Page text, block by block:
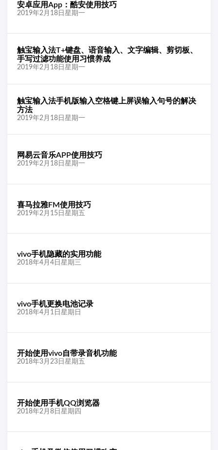
安卓应用App：酷安使用技巧
2019年2月18日星期一
触宝输入法T+键盘、语音输入、文字编辑、剪切板、
手写过滤功能使用习惯养成
2019年2月18日星期一
触宝输入法手机版输入空格键上屏误输入句号的解决
方法
2019年2月18日星期一
网易云音乐APP使用技巧
2019年2月18日星期一
喜马拉雅FM使用技巧
2019年2月15日星期五
vivo手机隐藏的实用功能
2018年4月4日星期三
vivo手机更换电池记录
2018年4月1日星期日
开始使用vivo自带录音机功能
2018年3月23日星期五
开始使用手机QQ浏览器
2018年2月8日星期四